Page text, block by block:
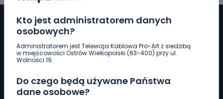
Kto jest administratorem danych
osobowych?
Administratorem jest Telewizja Kablowa Pro-Art z siedzibą
w miejscowości Ostrów Wielkopolski (63-400) przy ul.
Wolności 19.
Do czego będą używane Państwa
dane osobowe?
Pobierz logotyp
LINIA INTERWENCYJNA
661 997 997